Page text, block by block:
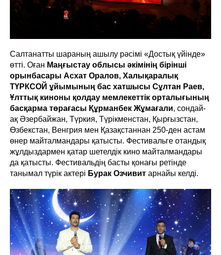
Салтанатты шараның ашылу рәсімі «Достық үйінде»
өтті. Оған Маңғыстау облысы әкімінің бірінші
орынбасары Асхат Оралов, Халықаралық
ТҮРКСОЙ ұйымының бас хатшысы Сұлтан Раев,
Ұлттық киноны қолдау мемлекеттік орталығының
басқарма төрағасы Құрманбек Жұмағали, сондай-
ақ Әзербайжан, Түркия, Түрікменстан, Қырғызстан,
Өзбекстан, Венгрия мен Қазақстаннан 250-ден астам
өнер майталмандары қатысты. Фестивальге отандық
жұлдыздармен қатар шетелдік кино майталмандары
да қатысты. Фестивальдің басты қонағы ретінде
танымал түрік актері Бурак Озчивит арнайы келді.